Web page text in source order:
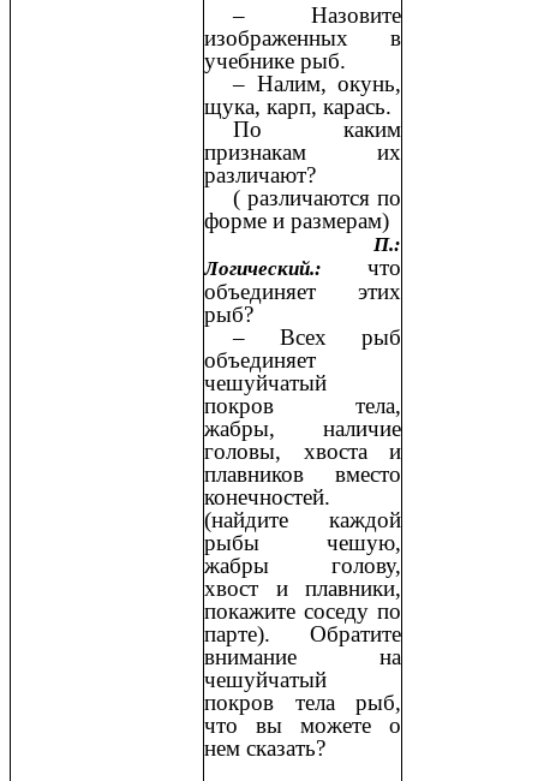
– Назовите
изображенных в
учебнике рыб.
– Налим, окунь,
щука, карп, карась.
По каким
признакам их
различают?
( различаются по
форме и размерам)
П.:
Логический.:
что
объединяет этих
рыб?
– Всех рыб
объединяет
чешуйчатый
покров тела,
жабры, наличие
головы, хвоста и
плавников вместо
конечностей.
(найдите каждой
рыбы чешую,
жабры голову,
хвост и плавники,
покажите соседу по
парте). Обратите
внимание на
чешуйчатый
покров тела рыб,
что вы можете о
нем сказать?